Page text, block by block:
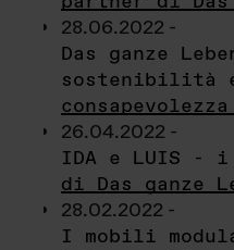
28.06.2022 -
Das ganze
sostenibilità
26.04.2022 -
IDA e LUIS - i
di Das ganze
28.02.2022 -
I mobili